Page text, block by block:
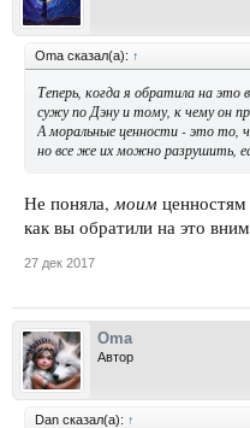
Oma сказал(а): ↑
Теперь, когда я обратила на
сужу по Дэну и тому, к чему он
А моральные ценности - это то,
но все же их можно разрушить,
Не поняла,моим ценностям
как вы обратили на это
27 дек 2017
Oma
Автор
Dan сказал(а): ↑